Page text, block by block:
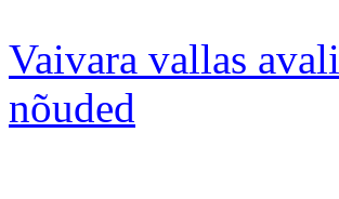
Vaivara vallas
nõuded